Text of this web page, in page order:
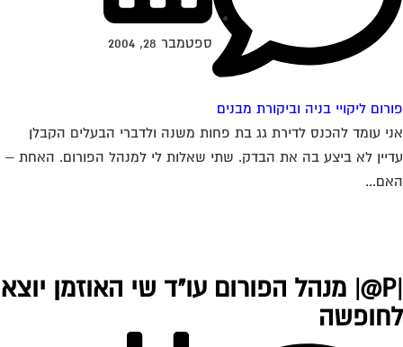
ליקויי בניה וביקורת מבנים
ספטמבר 28, 2004
עומד להכנס לדירת גג בת פחות משנה ולדברי הבעלים הקבלן
לא ביצע בה את הבדק. שתי שאלות לי למנהל הפורום. האחת –
|P@| מנהל הפורום עו"ד שי האוזמן יוצא